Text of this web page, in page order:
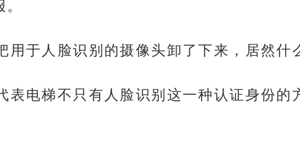
用于人脸识别的摄像头卸了下来，居然什
表电梯不只有人脸识别这一种认证身份的